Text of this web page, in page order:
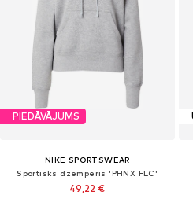
PIEDĀVĀJUMS
NIKE SPORTSWEAR
Sportisks džemperis 'PHNX FLC'
49,22 €